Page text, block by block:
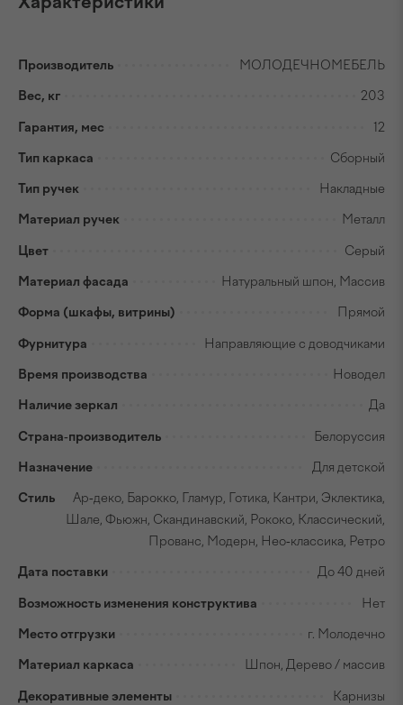
Производитель МОЛОДЕЧНОМЕБЕЛЬ
Вес, кг 203
Гарантия, мес 12
Тип каркаса Сборный
Тип ручек Накладные
Материал ручек Металл
Цвет Серый
Материал фасада Натуральный шпон, Массив
Форма (шкафы, витрины) Прямой
Фурнитура Направляющие с доводчиками
Время производства Новодел
Наличие зеркал Да
Страна-производитель Белоруссия
Назначение Для детской
Стиль
Ар-деко, Барокко, Гламур, Готика, Кантри, Эклектика,
Шале, Фьюжн, Скандинавский, Рококо, Классический,
Прованс, Модерн, Нео-классика, Ретро
Дата поставки До 40 дней
Возможность изменения конструктива Нет
Место отгрузки г. Молодечно
Материал каркаса Шпон, Дерево / массив
Декоративные элементы Карнизы